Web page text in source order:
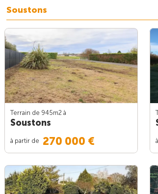
Soustons
Terrain de 945m2 à
Soustons
à partir de 270 000 €